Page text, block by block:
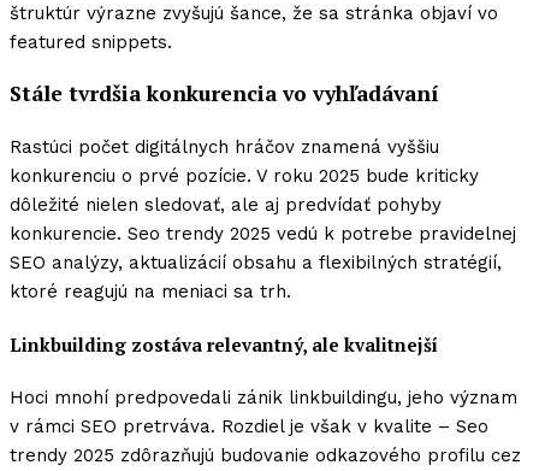
štruktúr výrazne zvyšujú šance, že sa stránka objaví vo
featured snippets.
Stále tvrdšia konkurencia vo vyhľadávaní
Rastúci počet digitálnych hráčov znamená vyššiu
konkurenciu o prvé pozície. V roku 2025 bude kriticky
dôležité nielen sledovať, ale aj predvídať pohyby
konkurencie. Seo trendy 2025 vedú k potrebe pravidelnej
SEO analýzy, aktualizácií obsahu a flexibilných stratégií,
ktoré reagujú na meniaci sa trh.
Linkbuilding zostáva relevantný, ale kvalitnejší
Hoci mnohí predpovedali zánik linkbuildingu, jeho význam
v rámci SEO pretrváva. Rozdiel je však v kvalite – Seo
trendy 2025 zdôrazňujú budovanie odkazového profilu cez